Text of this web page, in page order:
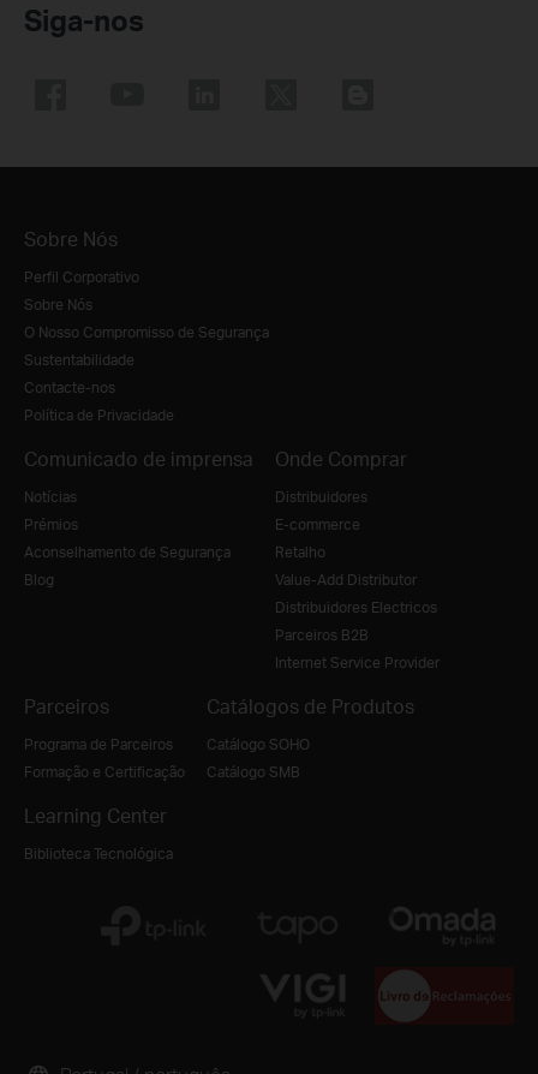
Siga-nos
Sobre Nós
Perfil Corporativo
Sobre Nós
O Nosso Compromisso de Segurança
Sustentabilidade
Contacte-nos
Política de Privacidade
Comunicado de imprensa
Notícias
Prémios
Aconselhamento de Segurança
Blog
Onde Comprar
Distribuidores
E-commerce
Retalho
Value-Add Distributor
Distribuidores Electricos
Parceiros B2B
Internet Service Provider
Parceiros
Programa de Parceiros
Formação e Certificação
Catálogos de Produtos
Catálogo SOHO
Catálogo SMB
Learning Center
Biblioteca Tecnológica